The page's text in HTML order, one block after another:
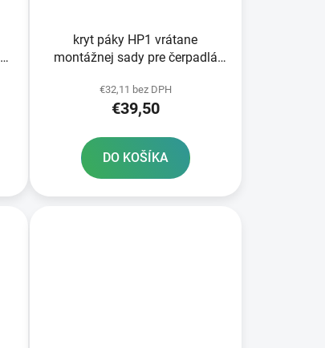
kryt páky HP1 vrátane
montážnej sady pre čerpadlá
€32,11 bez DPH
€39,50
DO KOŠÍKA